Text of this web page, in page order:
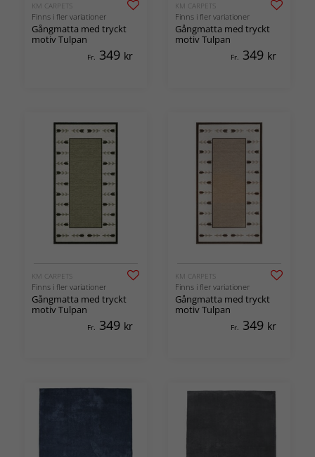
KM CARPETS
Finns i fler variationer
Gångmatta med tryckt
motiv Tulpan
Fr. 349 kr
KM CARPETS
Finns i fler variationer
Gångmatta med tryckt
motiv Tulpan
Fr. 349 kr
KM CARPETS
Finns i fler variationer
Gångmatta med tryckt
motiv Tulpan
Fr. 349 kr
KM CARPETS
Finns i fler variationer
Gångmatta med tryckt
motiv Tulpan
Fr. 349 kr